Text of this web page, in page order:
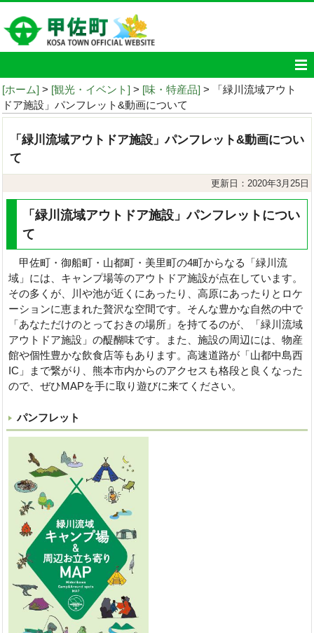
[ホーム] > [観光・イベント] > [味・特産品] > 「緑川流域アウト
ドア施設」パンフレット&動画について
「緑川流域アウトドア施設」パンフレット&動画につい
て
更新日：2020年3月25日
「緑川流域アウトドア施設」パンフレットについ
て
甲佐町・御船町・山都町・美里町の4町からなる「緑川流
域」には、キャンプ場等のアウトドア施設が点在しています。
その多くが、川や池が近くにあったり、高原にあったりとロケ
ーションに恵まれた贅沢な空間です。そんな豊かな自然の中で
「あなただけのとっておきの場所」を持てるのが、「緑川流域
アウトドア施設」の醍醐味です。また、施設の周辺には、物産
館や個性豊かな飲食店等もあります。高速道路が「山都中島西
IC」まで繋がり、熊本市内からのアクセスも格段と良くなった
ので、ぜひMAPを手に取り遊びに来てください。
パンフレット